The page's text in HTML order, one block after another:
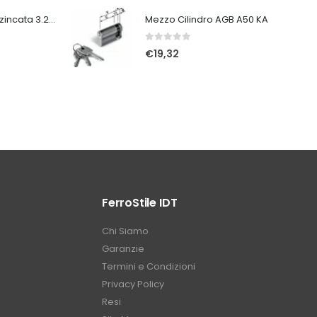
Vite autoforante zincata 3.2x30 Mezzo Cilindro AGB A50 KA
Su 5
€19,32
FerroStile IDT
Chi Siamo
Garanzie
Termini e Condizioni
Privacy Policy
Resi